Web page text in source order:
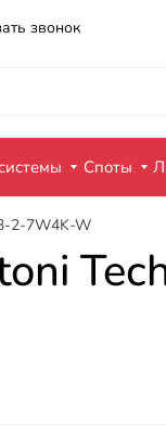
звонок
Споты
2-7W4K-W